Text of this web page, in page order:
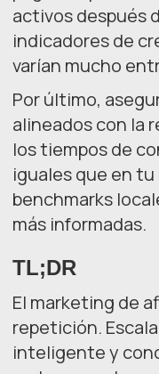
activos después
indicadores de
varían mucho
Por último,
alineados con la
los tiempos de
iguales que en
benchmarks
más informadas.
TL;DR
El marketing de
repetición.
inteligente y